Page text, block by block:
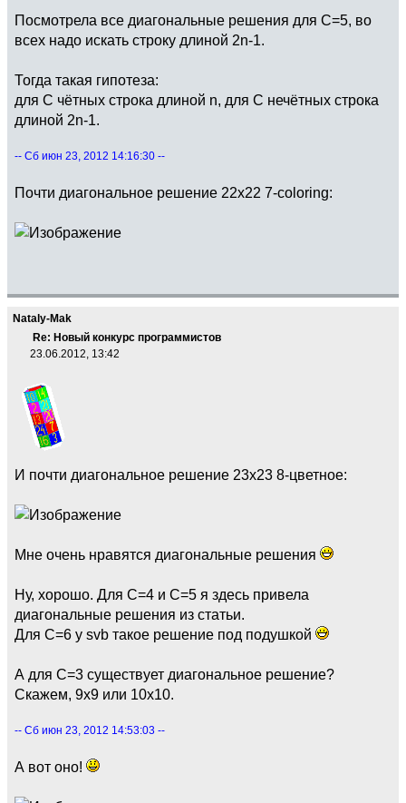
Посмотрела все диагональные решения для C=5, во
всех надо искать строку длиной 2n-1.
Тогда такая гипотеза:
для С чётных строка длиной n, для С нечётных строка
длиной 2n-1.
-- Сб июн 23, 2012 14:16:30 --
Почти диагональное решение 22х22 7-coloring:
Nataly-Mak
Re: Новый конкурс программистов
23.06.2012, 13:42
И почти диагональное решение 23х23 8-цветное:
Мне очень нравятся диагональные решения
Ну, хорошо. Для C=4 и С=5 я здесь привела
диагональные решения из статьи.
Для С=6 у svb такое решение под подушкой
А для С=3 существует диагональное решение?
Скажем, 9х9 или 10х10.
-- Сб июн 23, 2012 14:53:03 --
А вот оно!